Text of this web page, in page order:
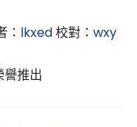
： lkxed校對： wxy
譽推出